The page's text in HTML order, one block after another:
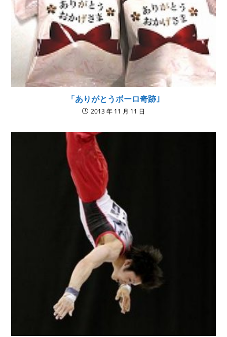
「ありがとうボーロ奇跡｣
2013 年 11 月 11 日